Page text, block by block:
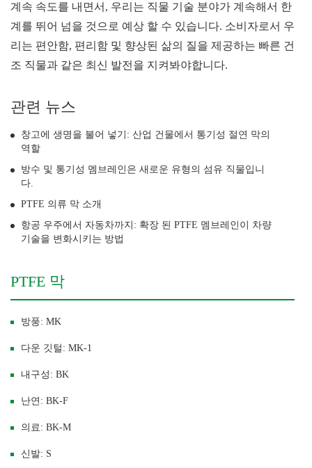
계속 속도를 내면서, 우리는 직물 기술 분야가 계속해서 한
계를 뛰어 넘을 것으로 예상 할 수 있습니다. 소비자로서 우
리는 편안함, 편리함 및 향상된 삶의 질을 제공하는 빠른 건
조 직물과 같은 최신 발전을 지켜봐야합니다.
관련 뉴스
창고에 생명을 불어 넣기: 산업 건물에서 통기성 절연 막의
역할
방수 및 통기성 멤브레인은 새로운 유형의 섬유 직물입니
다.
PTFE 의류 막 소개
항공 우주에서 자동차까지: 확장 된 PTFE 멤브레인이 차량
기술을 변화시키는 방법
PTFE 막
방풍: MK
다운 깃털: MK-1
내구성: BK
난연: BK-F
의료: BK-M
신발: S